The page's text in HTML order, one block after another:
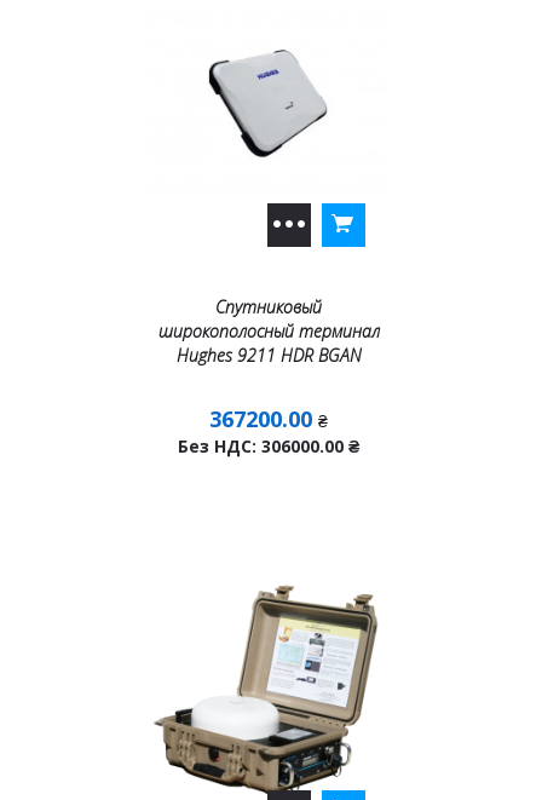
Спутниковый
широкополосный терминал
Hughes 9211 HDR BGAN
367200.00 ₴
Без НДС: 306000.00 ₴